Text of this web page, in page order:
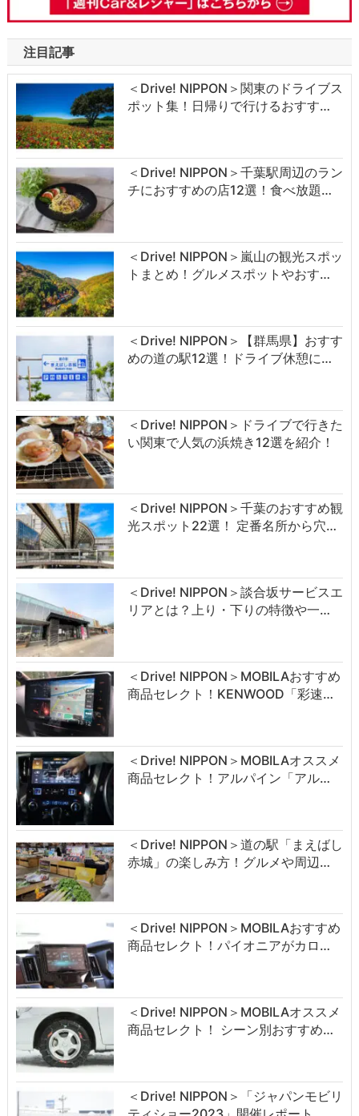
注目記事
＜Drive! NIPPON＞関東のドライブス
ポット集！日帰りで行けるおすす…
＜Drive! NIPPON＞千葉駅周辺のラン
チにおすすめの店12選！食べ放題…
＜Drive! NIPPON＞嵐山の観光スポッ
トまとめ！グルメスポットやおす…
＜Drive! NIPPON＞【群馬県】おすす
めの道の駅12選！ドライブ休憩に…
＜Drive! NIPPON＞ドライブで行きた
い関東で人気の浜焼き12選を紹介！
＜Drive! NIPPON＞千葉のおすすめ観
光スポット22選！ 定番名所から穴…
＜Drive! NIPPON＞談合坂サービスエ
リアとは？上り・下りの特徴や一…
＜Drive! NIPPON＞MOBILAおすすめ
商品セレクト！KENWOOD「彩速…
＜Drive! NIPPON＞MOBILAオススメ
商品セレクト！アルパイン「アル…
＜Drive! NIPPON＞道の駅「まえばし
赤城」の楽しみ方！グルメや周辺…
＜Drive! NIPPON＞MOBILAおすすめ
商品セレクト！パイオニアがカロ…
＜Drive! NIPPON＞MOBILAオススメ
商品セレクト！ シーン別おすすめ…
＜Drive! NIPPON＞「ジャパンモビリ